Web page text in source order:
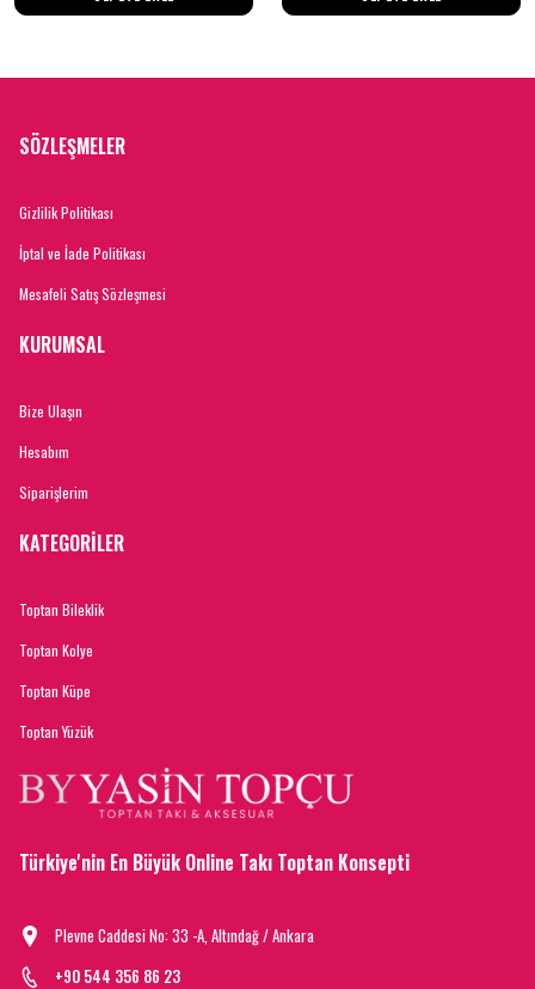
SÖZLEŞMELER
Gizlilik Politikası
İptal ve İade Politikası
Mesafeli Satış Sözleşmesi
KURUMSAL
Bize Ulaşın
Hesabım
Siparişlerim
KATEGORİLER
Toptan Bileklik
Toptan Kolye
Toptan Küpe
Toptan Yüzük
Türkiye'nin En Büyük Online Takı Toptan Konsepti
Plevne Caddesi No: 33 -A, Altındağ / Ankara
+90 544 356 86 23